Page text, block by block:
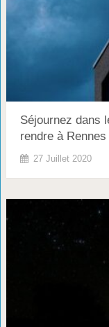
Séjournez dans
rendre à Rennes
27 Juillet 2020